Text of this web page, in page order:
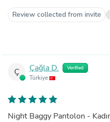
Review collected from invite
Ç Çağla D. Verified
Türkiye
Night Baggy Pantolon -